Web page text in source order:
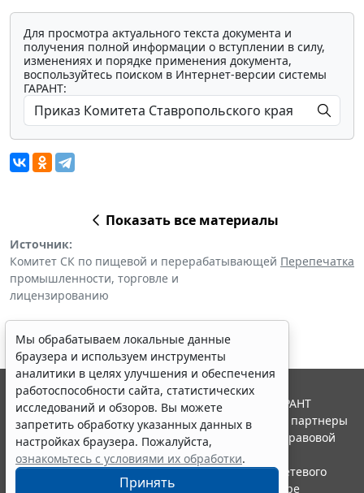
Для просмотра актуального текста документа и
получения полной информации о вступлении в силу,
изменениях и порядке применения документа,
воспользуйтесь поиском в Интернет-версии системы
ГАРАНТ:
Показать все материалы
Источник:
Комитет СК по пищевой и перерабатывающей
промышленности, торговле и
лицензированию
Перепечатка
Мы обрабатываем локальные данные
браузера и используем инструменты
аналитики в целях улучшения и обеспечения
работоспособности сайта, статистических
исследований и обзоров. Вы можете
запретить обработку указанных данных в
настройках браузера. Пожалуйста,
ознакомьтесь с условиями их обработки.
Принять
© ООО "НПП "ГАРАНТ-СЕРВИС", 2026. Система ГАРАНТ
выпускается с 1990 года. Компания "Гарант" и ее партнеры
являются участниками Российской ассоциации правовой
информации ГАРАНТ.
Портал ГАРАНТ.РУ зарегистрирован в качестве сетевого
издания Федеральной службой по надзору в сфере